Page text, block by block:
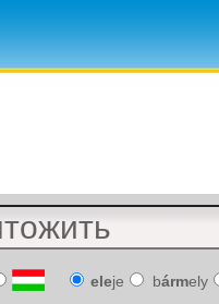
eleje bármely